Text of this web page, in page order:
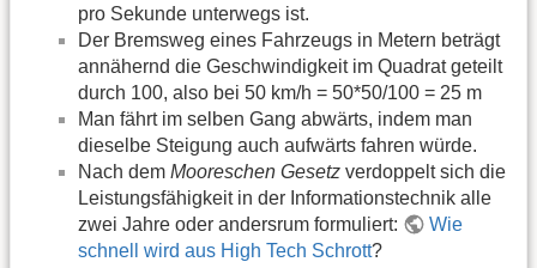
pro Sekunde unterwegs ist.
Der Bremsweg eines Fahrzeugs in Metern beträgt
annähernd die Geschwindigkeit im Quadrat geteilt
durch 100, also bei 50 km/h = 50*50/100 = 25 m
Man fährt im selben Gang abwärts, indem man
dieselbe Steigung auch aufwärts fahren würde.
Nach dem Mooreschen Gesetz verdoppelt sich die
Leistungsfähigkeit in der Informationstechnik alle
zwei Jahre oder andersrum formuliert:
Wie
schnell wird aus High Tech Schrott?